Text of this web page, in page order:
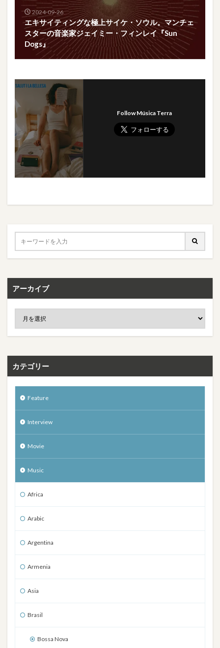
2024-09-26
エキサイティングな極上サイケ・ソウル。マンチェ
スターの音楽家ジェイミー・フィンレイ『Sun
Dogs』
Follow Música Terra
アーカイブ
カテゴリー
Feature
Interview
Movie
Music
Africa
Arabic
Argentina
Armenia
Asia
Brasil
Bossa Nova